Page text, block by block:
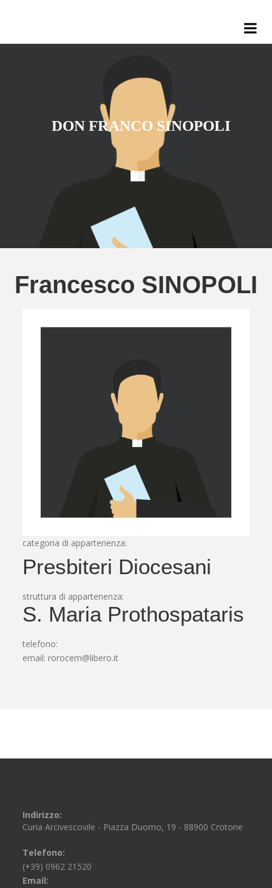
DON FRANCO SINOPOLI
Francesco SINOPOLI
categoria di appartenenza:
Presbiteri Diocesani
struttura di appartenenza:
S. Maria Prothospataris
telefono:
email: rorocem@libero.it
Indirizzo:
Curia Arcivescovile - Piazza Duomo, 19 - 88900 Crotone
Telefono:
(+39) 0962 21520
Email: